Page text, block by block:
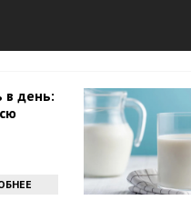
в день: